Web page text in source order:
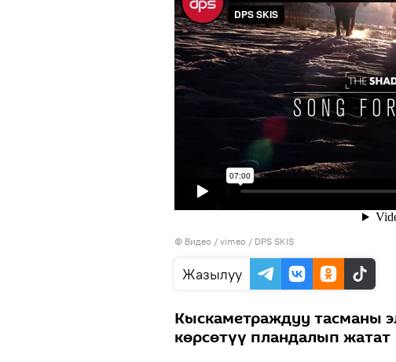
© Видео / vimeo / DPS SKIS
Жазылуу
Кыскаметраждуу тасманы
көрсөтүү пландалып жатат